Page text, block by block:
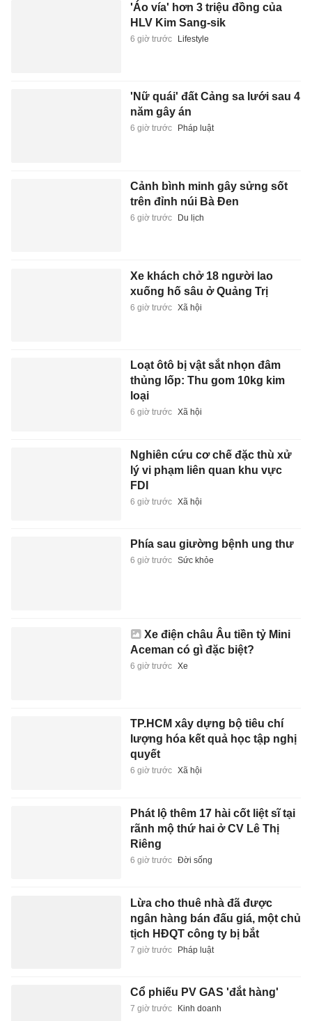
'Áo vía' hơn 3 triệu đồng của
HLV Kim Sang-sik
6 giờ trước Lifestyle
'Nữ quái' đất Cảng sa lưới sau 4
năm gây án
6 giờ trước Pháp luật
Cảnh bình minh gây sửng sốt
trên đỉnh núi Bà Đen
6 giờ trước Du lịch
Xe khách chở 18 người lao
xuống hố sâu ở Quảng Trị
6 giờ trước Xã hội
Loạt ôtô bị vật sắt nhọn đâm
thủng lốp: Thu gom 10kg kim
loại
6 giờ trước Xã hội
Nghiên cứu cơ chế đặc thù xử
lý vi phạm liên quan khu vực
FDI
6 giờ trước Xã hội
Phía sau giường bệnh ung thư
6 giờ trước Sức khỏe
Xe điện châu Âu tiền tỷ Mini
Aceman có gì đặc biệt?
6 giờ trước Xe
TP.HCM xây dựng bộ tiêu chí
lượng hóa kết quả học tập nghị
quyết
6 giờ trước Xã hội
Phát lộ thêm 17 hài cốt liệt sĩ tại
rãnh mộ thứ hai ở CV Lê Thị
Riêng
6 giờ trước Đời sống
Lừa cho thuê nhà đã được
ngân hàng bán đấu giá, một chủ
tịch HĐQT công ty bị bắt
7 giờ trước Pháp luật
Cổ phiếu PV GAS 'đắt hàng'
7 giờ trước Kinh doanh